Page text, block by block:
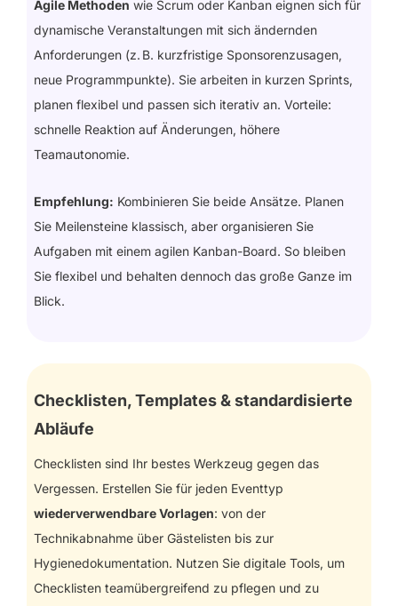
Agile Methoden wie Scrum oder Kanban eignen sich für
dynamische Veranstaltungen mit sich ändernden
Anforderungen (z. B. kurzfristige Sponsorenzusagen,
neue Programmpunkte). Sie arbeiten in kurzen Sprints,
planen flexibel und passen sich iterativ an. Vorteile:
schnelle Reaktion auf Änderungen, höhere
Teamautonomie.
Empfehlung: Kombinieren Sie beide Ansätze. Planen
Sie Meilensteine klassisch, aber organisieren Sie
Aufgaben mit einem agilen Kanban-Board. So bleiben
Sie flexibel und behalten dennoch das große Ganze im
Blick.
Checklisten, Templates & standardisierte
Abläufe
Checklisten sind Ihr bestes Werkzeug gegen das
Vergessen. Erstellen Sie für jeden Eventtyp
wiederverwendbare Vorlagen: von der
Technikabnahme über Gästelisten bis zur
Hygienedokumentation. Nutzen Sie digitale Tools, um
Checklisten teamübergreifend zu pflegen und zu